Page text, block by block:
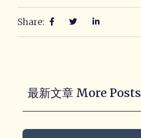
Share:
最新文章 More Posts